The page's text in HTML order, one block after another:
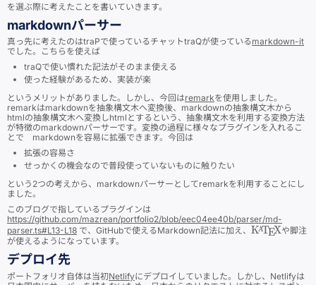
を選ぶ際に考えたことを書いていきます。
markdownパーサー
真っ先に考えたのはtraPで使っているチャットtraQが使っているmarkdown-it
でした。こちらを使えば
traQで使い慣れた記法がそのまま使える
使った経験があるため、実装が楽
というメリットがありました。しかし、今回はremarkを使用しました。
remarkはmarkdownを抽象構文木へ変換後、markdownの抽象構文木から
htmlの抽象構文木へ変換しhtmlとするという、抽象構文木を利用する変換方法
が特徴のmarkdownパーサーです。変換の過程に様々なプラグインを入れるこ
とで markdownを容易に拡張できます。今回は
拡張の容易さ
せっかくの機会なので普段使っていないものに触りたい
という2つの考えから、markdownパーサーとしてremarkを利用することにし
ました。
このブログで指しているプラグインは
https://github.com/mazrean/portfolio2/blob/eec04ee40b/parser/md-
parser.ts#L13-L18 で、GitHubで使えるMarkdown記法に加え、 \KaTeX
KATEXや脚注
が使えるようになっています。
デプロイ先
ポートフォリオ自体は当初Netlifyにデプロイしていました。しかし、Netlifyは